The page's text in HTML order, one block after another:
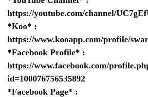
https://youtube.com/channel/
*Koo* :
https://www.kooapp.com/profile/
*Facebook Profile* :
https://www.facebook.com/
id=100076756535892
*Facebook Page* :